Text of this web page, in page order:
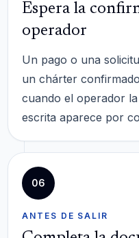
Espera la
operador
Un pago o una
un chárter
cuando el operador
escrita aparece por
06
ANTES DE SALIR